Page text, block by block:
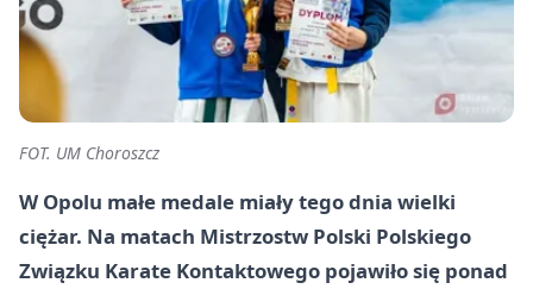
FOT. UM Choroszcz
W Opolu małe medale miały tego dnia wielki
ciężar. Na matach Mistrzostw Polski Polskiego
Związku Karate Kontaktowego pojawiło się ponad